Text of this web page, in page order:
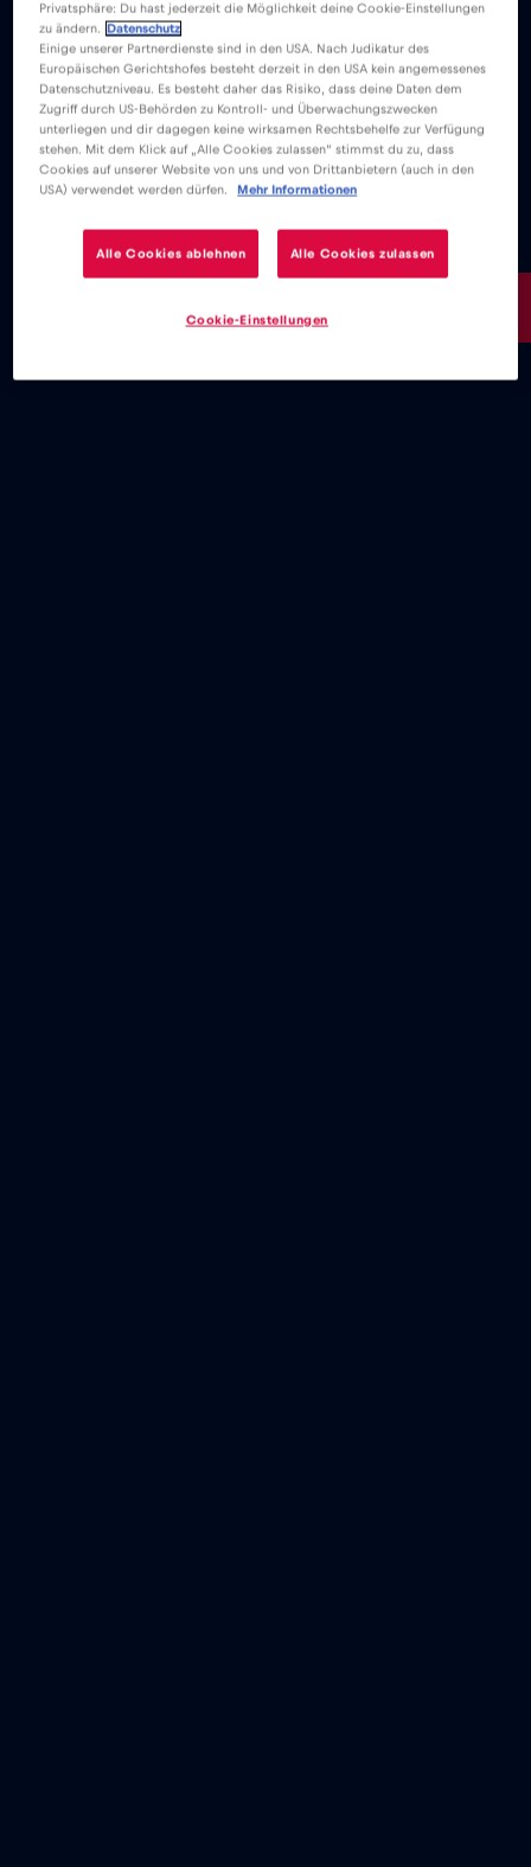
Privatsphäre: Du hast jederzeit die Möglichkeit deine Cookie-Einstellungen
zu ändern.
Datenschutz
Einige unserer Partnerdienste sind in den USA. Nach Judikatur des
Europäischen Gerichtshofes besteht derzeit in den USA kein angemessenes
Datenschutzniveau. Es besteht daher das Risiko, dass deine Daten dem
Zugriff durch US-Behörden zu Kontroll- und Überwachungszwecken
unterliegen und dir dagegen keine wirksamen Rechtsbehelfe zur Verfügung
stehen. Mit dem Klick auf „Alle Cookies zulassen“ stimmst du zu, dass
Cookies auf unserer Website von uns und von Drittanbietern (auch in den
USA) verwendet werden dürfen.
Mehr Informationen
Alle Cookies ablehnen Alle Cookies zulassen
Cookie-Einstellungen